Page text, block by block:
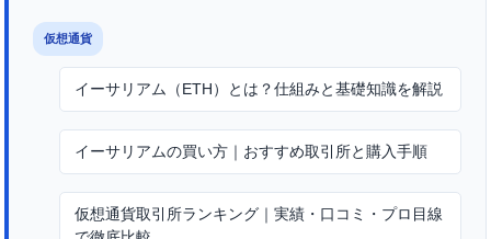
仮想通貨
イーサリアム（ETH）とは？仕組みと基礎知識を解説
イーサリアムの買い方｜おすすめ取引所と購入手順
仮想通貨取引所ランキング｜実績・口コミ・プロ目線